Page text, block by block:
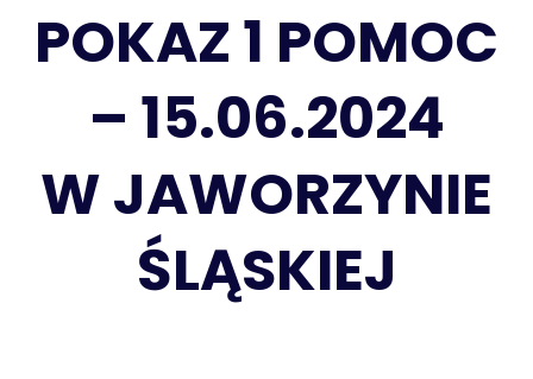
POKAZ 1 POMOC
– 15.06.2024
W JAWORZYNIE
ŚLĄSKIEJ